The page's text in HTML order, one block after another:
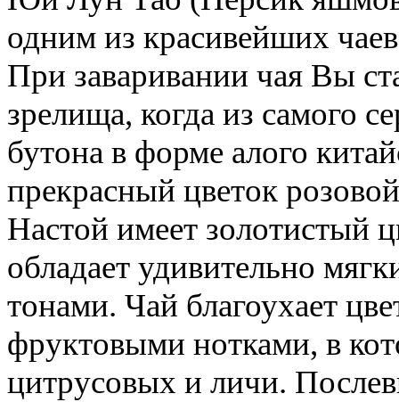
одним из красивейших
При заваривании чая Вы
зрелища, когда из самого
бутона в форме алого
прекрасный цветок
Настой имеет золотистый
обладает удивительно
тонами. Чай благоухает
фруктовыми нотками, в
цитрусовых и личи.